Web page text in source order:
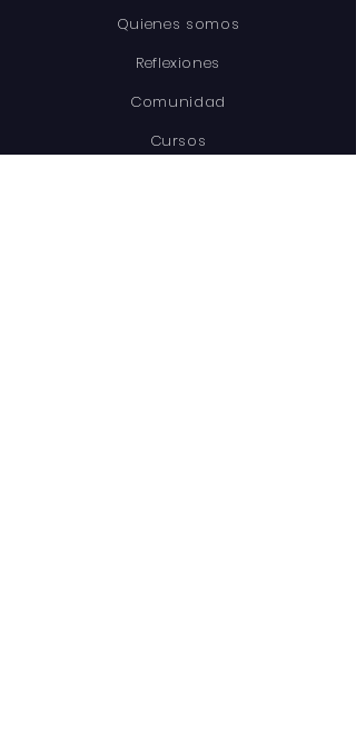
Quienes somos
Reflexiones
Comunidad
Cursos